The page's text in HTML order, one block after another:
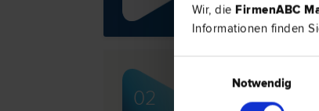
Wir, die FirmenABC
Informationen finden
Notwendig
02
Mag. Hubert
Agrar­recht | Erb­recht |